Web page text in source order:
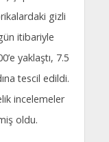
gizli
itibariyle
yaklaştı, 7.5
tescil edildi.
incelemeler
oldu.